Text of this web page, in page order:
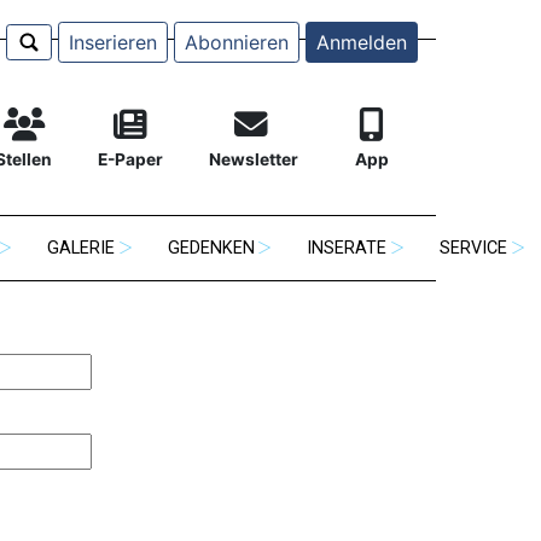
Inserieren Abonnieren Anmelden
E-Paper Newsletter App
GALERIE GEDENKEN INSERATE SERVICE